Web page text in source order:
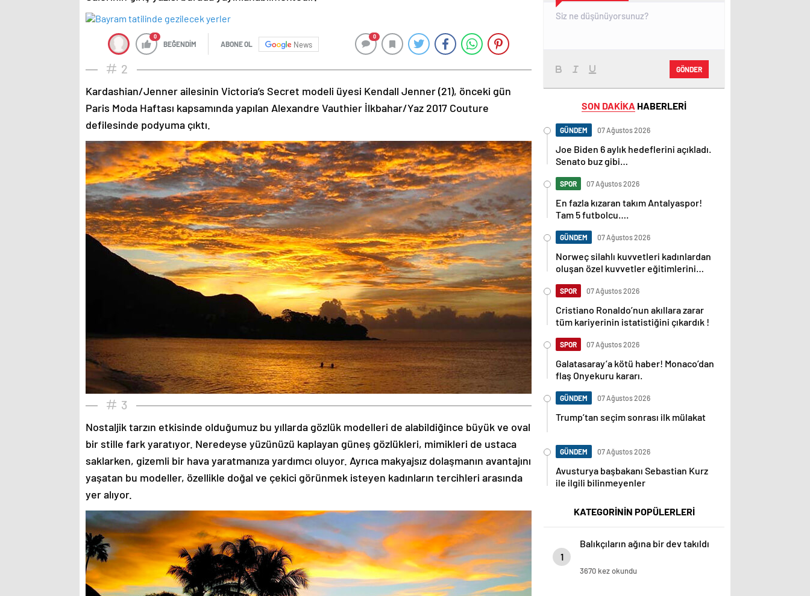
0
BEĞENDİM ABONE OL News
0
2
Kardashian/Jenner ailesinin Victoria’s Secret modeli üyesi Kendall Jenner (21), önceki gün
Paris Moda Haftası kapsamında yapılan Alexandre Vauthier İlkbahar/Yaz 2017 Couture
defilesinde podyuma çıktı.
3
Nostaljik tarzın etkisinde olduğumuz bu yıllarda gözlük modelleri de alabildiğince büyük ve oval
bir stille fark yaratıyor. Neredeyse yüzünüzü kaplayan güneş gözlükleri, mimikleri de ustaca
saklarken, gizemli bir hava yaratmanıza yardımcı oluyor. Ayrıca makyajsız dolaşmanın avantajını
yaşatan bu modeller, özellikle doğal ve çekici görünmek isteyen kadınların tercihleri arasında
yer alıyor.
GÖNDER
SON DAKİKA HABERLERİ
GÜNDEM 07 Ağustos 2026
Joe Biden 6 aylık hedeflerini açıkladı.
Senato buz gibi…
SPOR 07 Ağustos 2026
En fazla kızaran takım Antalyaspor!
Tam 5 futbolcu….
GÜNDEM 07 Ağustos 2026
Norweç silahlı kuvvetleri kadınlardan
oluşan özel kuvvetler eğitimlerini
SPOR 07 Ağustos 2026
Cristiano Ronaldo’nun akıllara zarar
tüm kariyerinin istatistiğini çıkardık !
SPOR 07 Ağustos 2026
Galatasaray’a kötü haber! Monaco’dan
flaş Onyekuru kararı.
GÜNDEM 07 Ağustos 2026
Trump’tan seçim sonrası ilk mülakat
GÜNDEM 07 Ağustos 2026
Avusturya başbakanı Sebastian Kurz
ile ilgili bilinmeyenler
KATEGORİNİN POPÜLERLERİ
1
Balıkçıların ağına bir dev takıldı
3670 kez okundu